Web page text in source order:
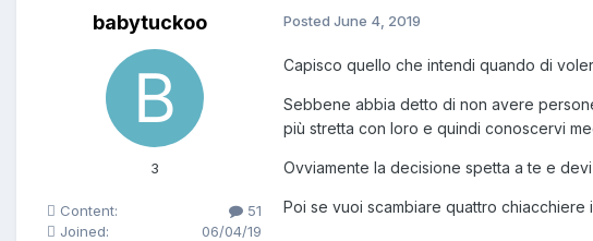
babytuckoo
3
Content:
51
Joined:
06/04/19
Posted June 4, 2019
Capisco quello che intendi quando di
Sebbene abbia detto di non avere
più stretta con loro e quindi conoscervi
Ovviamente la decisione spetta a te e
Poi se vuoi scambiare quattro chiacchiere